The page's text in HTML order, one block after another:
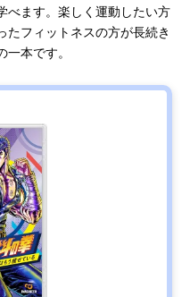
べます。楽しく運動したい方
たフィットネスの方が長続き
本です。